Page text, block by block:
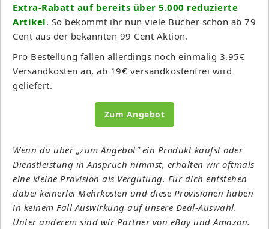
Extra-Rabatt auf bereits über 5.000 reduzierte
Artikel. So bekommt ihr nun viele Bücher schon ab 79
Cent aus der bekannten 99 Cent Aktion.
Pro Bestellung fallen allerdings noch einmalig 3,95€
Versandkosten an, ab 19€ versandkostenfrei wird
geliefert.
Zum Angebot
Wenn du über „zum Angebot“ ein Produkt kaufst oder
Dienstleistung in Anspruch nimmst, erhalten wir oftmals
eine kleine Provision als Vergütung. Für dich entstehen
dabei keinerlei Mehrkosten und diese Provisionen haben
in keinem Fall Auswirkung auf unsere Deal-Auswahl.
Unter anderem sind wir Partner von eBay und Amazon.